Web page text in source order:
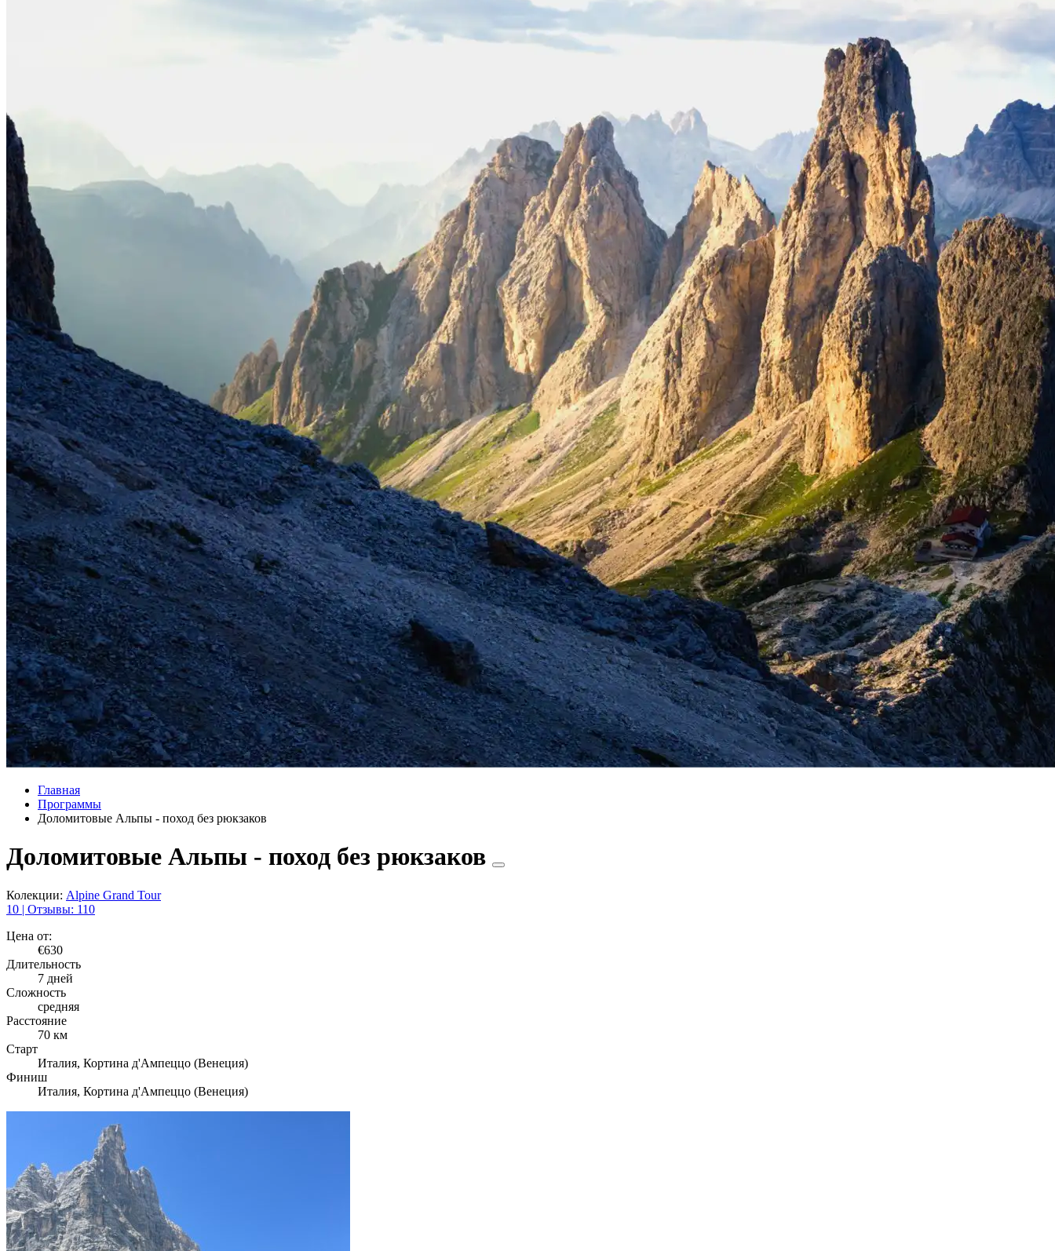
Главная
Программы
Доломитовые Альпы - поход без рюкзаков
Доломитовые Альпы - поход без рюкзаков
Колекции: Alpine Grand Tour
10 | Отзывы: 110
Цена от:
€630
Длительность
7 дней
Сложность
средняя
Расстояние
70 км
Старт
Италия, Кортина д'Ампеццо (Венеция)
Финиш
Италия, Кортина д'Ампеццо (Венеция)